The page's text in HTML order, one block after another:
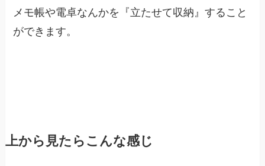
メモ帳や電卓なんかを『立たせて収納』すること
ができます。
上から見たらこんな感じ